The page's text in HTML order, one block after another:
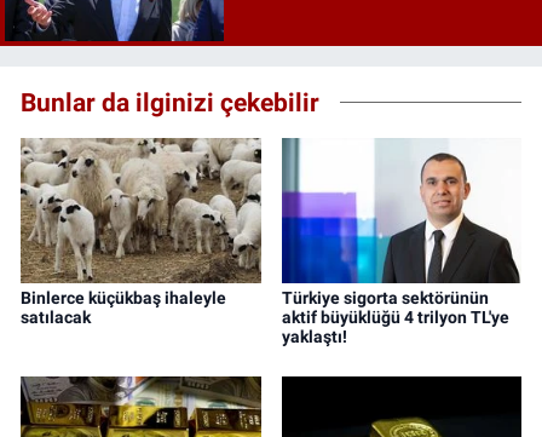
Bunlar da ilginizi çekebilir
Binlerce küçükbaş ihaleyle
satılacak
Türkiye sigorta sektörünün
aktif büyüklüğü 4 trilyon TL'ye
yaklaştı!